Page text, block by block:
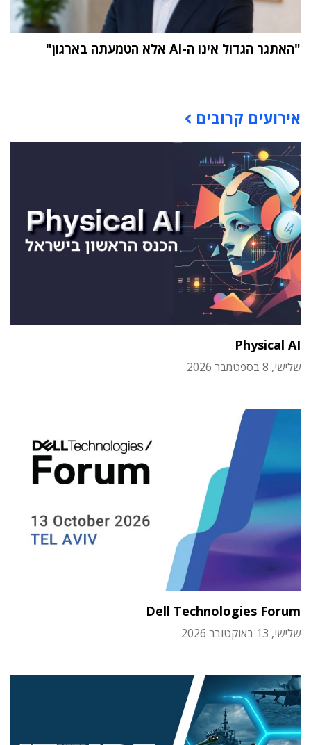
"האתגר הגדול אינו ה-AI אלא הטמעתה בארגון"
אירועים קרובים
Physical AI
שלישי, 8 בספטמבר 2026
Dell Technologies Forum
שלישי, 13 באוקטובר 2026